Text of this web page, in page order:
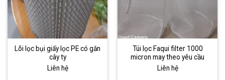
Lõi lọc bụi giấy lọc PE có gắn
cây ty
Liên hệ
Túi lọc Faqui filter 1000
micron may theo yêu cầu
Liên hệ